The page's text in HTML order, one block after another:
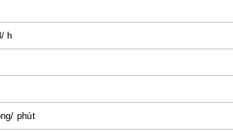
h
phút